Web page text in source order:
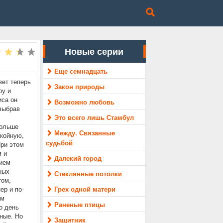
теперь
и
он
этом
и
и по-
день
Но
Новые серии
Еще семнадцать
Закон природы
Возможно любовь
Это всего лишь Стамбул
Между. Связанные
судьбой
Далекий город
Стеклянные потолки
Грех одной матери
Раненые птицы
Защитник